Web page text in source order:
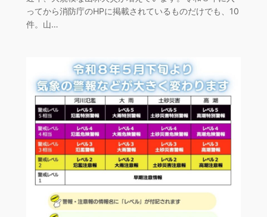
ってから消防庁のHPに掲載されているものだけでも、10
件。山…